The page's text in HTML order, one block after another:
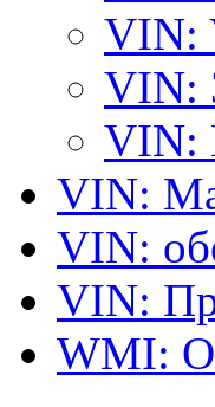
VIN:
VIN:
VIN:
VIN:
VIN:
VIN:
WMI: